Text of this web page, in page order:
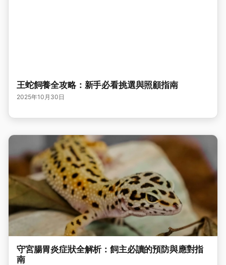
王蛇飼養全攻略：新手必看挑選與照顧指南
2025年10月30日
守宮腸胃炎症狀全解析：飼主必讀的預防與應對指
南